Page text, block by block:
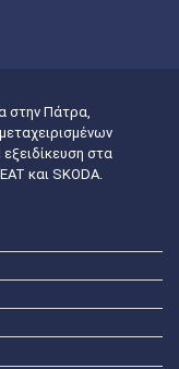
στην Πάτρα,
στα
και SKODA.